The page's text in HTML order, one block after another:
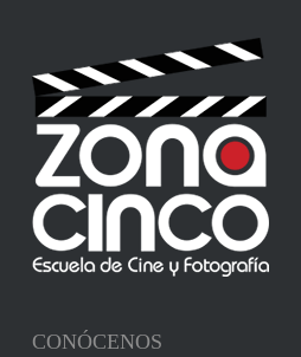
CONÓCENOS